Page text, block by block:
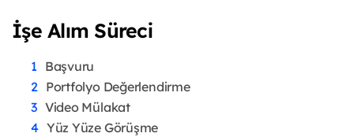
İşe Alım Süreci
Başvuru
Portfolyo Değerlendirme
Video Mülakat
Yüz Yüze Görüşme